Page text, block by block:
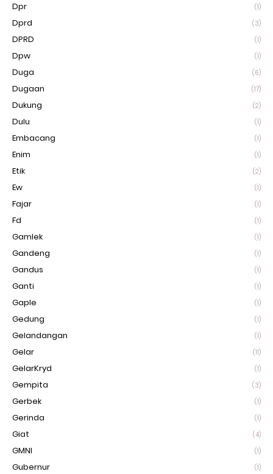
Dpr (1)
Dprd (3)
DPRD (1)
Dpw (1)
Duga (6)
Dugaan (17)
Dukung (2)
Dulu (1)
Embacang (1)
Enim (1)
Etik (2)
Ew (1)
Fajar (1)
Fd (1)
Gamlek (1)
Gandeng (1)
Gandus (1)
Ganti (1)
Gaple (1)
Gedung (1)
Gelandangan (1)
Gelar (11)
GelarKryd (1)
Gempita (3)
Gerbek (1)
Gerinda (1)
Giat (4)
GMNI (1)
Gubernur (1)